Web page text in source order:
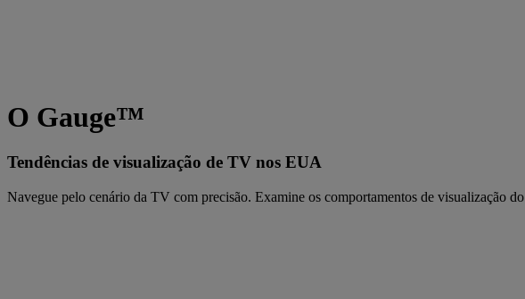
O Gauge™
Tendências de visualização de TV nos EUA
Navegue pelo cenário da TV com precisão. Examine os comportamentos de visualização